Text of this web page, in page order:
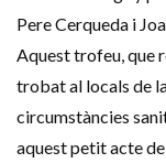
Pere Cerqueda i
Aquest trofeu, que
trobat al locals de la
circumstàncies
aquest petit acte